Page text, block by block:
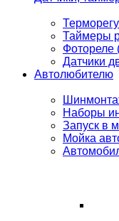
Таймеры
Фотореле
Датчики
Автолюбителю
Наборы
Запуск в
Мойка